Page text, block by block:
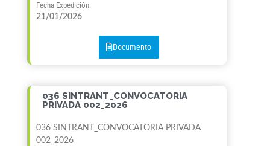
Fecha Expedición:
21/01/2026
Documento
036 SINTRANT_CONVOCATORIA
PRIVADA 002_2026
036 SINTRANT_CONVOCATORIA PRIVADA
002_2026